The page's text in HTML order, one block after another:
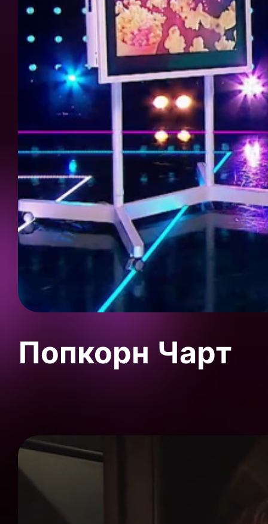
Попкорн Чарт